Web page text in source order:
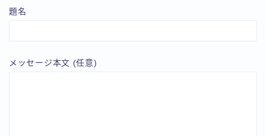
題名
メッセージ本文 (任意)